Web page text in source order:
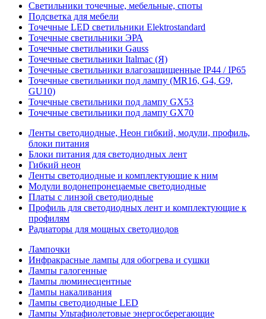
Светильники точечные, мебельные, споты
Подсветка для мебели
Точечные LED светильники Elektrostandard
Точечные светильники ЭРА
Точечные светильники Gauss
Точечные светильники Italmac (Я)
Точечные светильники влагозащищенные IP44 / IP65
Точечные светильники под лампу (MR16, G4, G9,
GU10)
Точечные светильники под лампу GX53
Точечные светильники под лампу GX70
Ленты светодиодные, Неон гибкий, модули, профиль,
блоки питания
Блоки питания для светодиодных лент
Гибкий неон
Ленты светодиодные и комплектующие к ним
Модули водонепронецаемые светодиодные
Платы с линзой светодиодные
Профиль для светодиодных лент и комплектующие к
профилям
Радиаторы для мощных светодиодов
Лампочки
Инфракрасные лампы для обогрева и сушки
Лампы галогенные
Лампы люминесцентные
Лампы накаливания
Лампы светодиодные LED
Лампы Ультафиолетовые энергосберегающие